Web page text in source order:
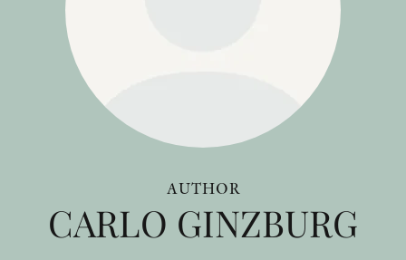
AUTHOR
CARLO GINZBURG